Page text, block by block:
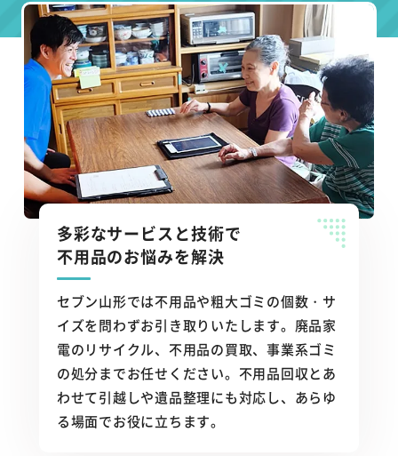
多彩なサービスと技術で
不用品のお悩みを解決
セブン山形では不用品や粗大ゴミの個数・サ
イズを問わずお引き取りいたします。廃品家
電のリサイクル、不用品の買取、事業系ゴミ
の処分までお任せください。不用品回収とあ
わせて引越しや遺品整理にも対応し、あらゆ
る場面でお役に立ちます。